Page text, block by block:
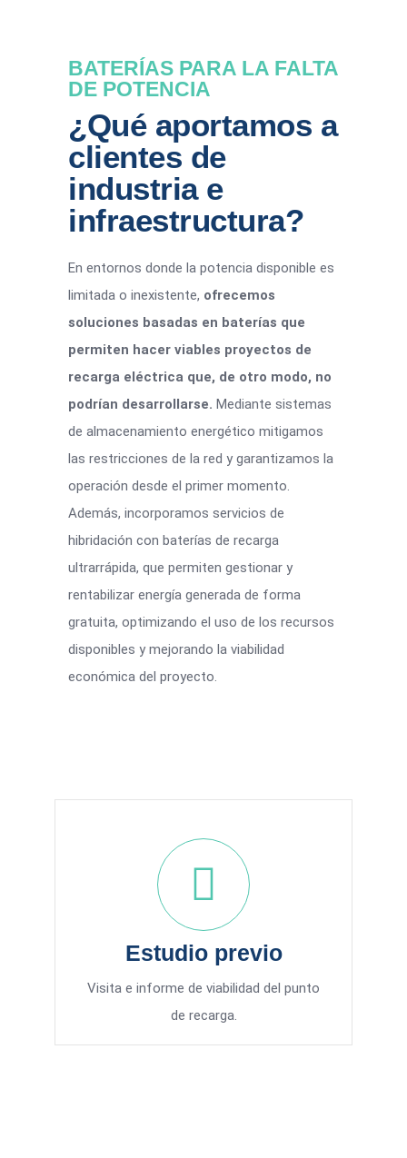
BATERÍAS PARA LA FALTA
DE POTENCIA
¿Qué aportamos a
clientes de
industria e
infraestructura?
En entornos donde la potencia disponible es
limitada o inexistente, ofrecemos
soluciones basadas en baterías que
permiten hacer viables proyectos de
recarga eléctrica que, de otro modo, no
podrían desarrollarse. Mediante sistemas
de almacenamiento energético mitigamos
las restricciones de la red y garantizamos la
operación desde el primer momento.
Además, incorporamos servicios de
hibridación con baterías de recarga
ultrarrápida, que permiten gestionar y
rentabilizar energía generada de forma
gratuita, optimizando el uso de los recursos
disponibles y mejorando la viabilidad
económica del proyecto.
Estudio previo
Visita e informe de viabilidad del punto
de recarga.